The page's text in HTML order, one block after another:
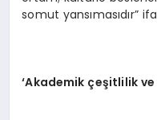
somut yansımasıdır”
‘Akademik çeşitlilik